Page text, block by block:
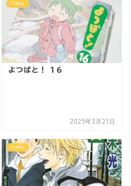
Comic
よつばと！ 16
2025年3月21日
Comic